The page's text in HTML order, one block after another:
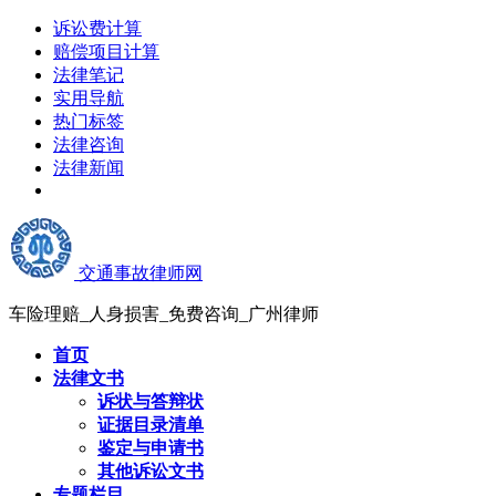
诉讼费计算
赔偿项目计算
法律笔记
实用导航
热门标签
法律咨询
法律新闻
交通事故律师网
车险理赔_人身损害_免费咨询_广州律师
首页
法律文书
诉状与答辩状
证据目录清单
鉴定与申请书
其他诉讼文书